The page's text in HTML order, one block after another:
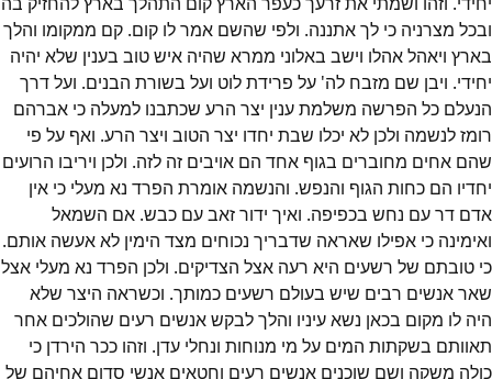
ובכל מצרניה כי לך אתננה. ולפי שהשם אמר לו קום. קם ממקומו והלך
בארץ ויאהל אהלו וישב באלוני ממרא שהיה איש טוב בענין שלא יהיה
יחידי. ויבן שם מזבח לה' על פרידת לוט ועל בשורת הבנים. ועל דרך
הנעלם כל הפרשה משלמת ענין יצר הרע שכתבנו למעלה כי אברהם
רומז לנשמה ולכן לא יכלו שבת יחדו יצר הטוב ויצר הרע. ואף על פי
שהם אחים מחוברים בגוף אחד הם אויבים זה לזה. ולכן ויריבו הרועים
יחדיו הם כחות הגוף והנפש. והנשמה אומרת הפרד נא מעלי כי אין
אדם דר עם נחש בכפיפה. ואיך ידור זאב עם כבש. אם השמאל
ואימינה כי אפילו שאראה שדבריך נכוחים מצד הימין לא אעשה אותם.
כי טובתם של רשעים היא רעה אצל הצדיקים. ולכן הפרד נא מעלי אצל
שאר אנשים רבים שיש בעולם רשעים כמותך. וכשראה היצר שלא
היה לו מקום בכאן נשא עיניו והלך לבקש אנשים רעים שהולכים אחר
תאוותם בשקתות המים על מי מנוחות ונחלי עדן. וזהו ככר הירדן כי
כולה משקה ושם שוכנים אנשים רעים וחטאים אנשי סדום אחיהם של